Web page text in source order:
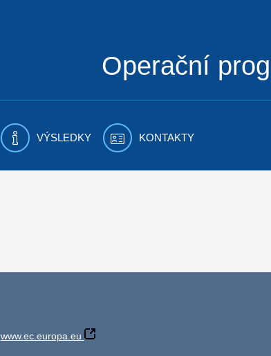
Operační
VÝSLEDKY KONTAKTY
www.ec.europa.eu